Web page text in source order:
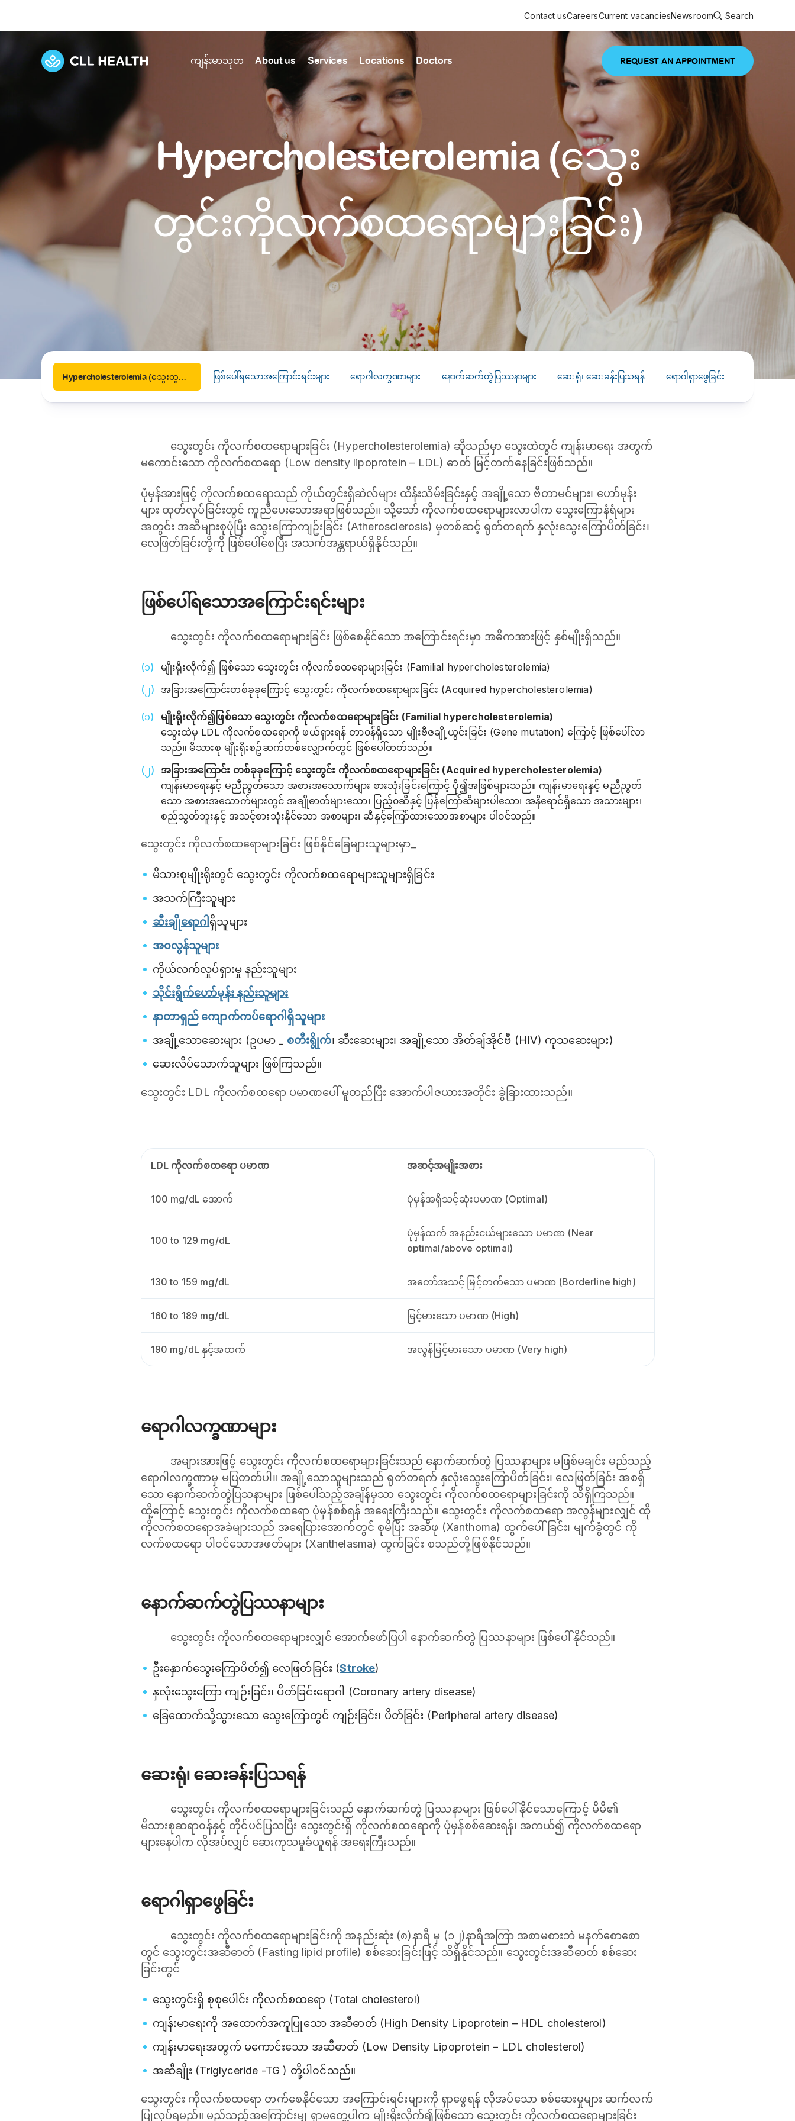
ကျန်းမာသုတ
View all health articles
Emergencies
Diseases and Conditions
Symptoms
Tests and Procedures
Drugs and Supplements
Find Health articles by first letter
C D E F
L
M N O P Q R S T U
V
W
X Y Z #
Or search by keyword
ALL ARTICLES
SEARCH
Featured article
DISEASES AND CONDITIONS
22 APR 2026
Melioidosis (မယ်လီယွိုက်ဒိုး
လီယွိုက်ဒိုးဆစ် ပြင်းထန်
About us
About us
Discover our commitment to transforming healthcare
Our history
Careers
News & Announcements
PRESS RELEASE
16 JAN 2026
CLL HEALTH
Strengthens
Myanmar Through
Phyu Laboratory and
Yangon, Myanmar, 8
January 2026 — CLL
announce the...
PRESS RELEASE
29 AUG 2024
CLL HEALTH unveils
Shin Saw Pu Clinic in
Yangon, advancing
primary care
services
HEALTH is delighted to
announce the...
Services
Explore Services
Comprehensive care for your health and well-being
Primary care Developmental screening
Immunisation Diagnostics
Digestive care Fertility care
Our featured services
Trusted care for every stage of life
Primary care
Comprehensive and continuing health care from prenatal
to elderly stages, coordinating with specialists as
Locations
Our Facilities
Comprehensive care for your health and well-being
Our polyclinics
Quality primary and specialty care near you
Our clinics
Diagnostics and treatment in one place
Dedicated to providing comprehensive interdisciplinary
healthcare services
Shin Saw Pu Clinic
A Top-Tier Primary Care Facility Inaugurated in Yangon for
Local and Expatriate Families
Doctors REQUEST AN APPOINTMENT
Contact usCareersCurrent vacanciesNewsroom Search
Hypercholesterolemia (သွေး
တွင်းကိုလက်စထရောများခြင်း)
Hypercholesterolemia (သွေးတွင်းကိုလက်စထရောများခြင်း) ဖြစ်ပေါ်ရသောအကြောင်းရင်းများ ရောဂါလက္ခဏာများ နောက်ဆက်တွဲပြဿနာများ ဆေးရုံ၊ ဆေးခန်းပြသရန် ရောဂါရှာဖွေခြင်း
သွေးတွင်း ကိုလက်စထရောများခြင်း (Hypercholesterolemia) ဆိုသည်မှာ သွေးထဲတွင် ကျန်းမာ‌ရေး အတွက်
မကောင်းသော ကိုလက်စထရော (Low density lipoprotein – LDL) ဓာတ် မြင့်တက်နေခြင်းဖြစ်သည်။
ပုံမှန်အားဖြင့် ကိုလက်စထရောသည် ကိုယ်တွင်းရှိဆဲလ်များ ထိန်းသိမ်းခြင်းနှင့် အချို့သော ဗီတာမင်များ၊ ဟော်မုန်း
များ ထုတ်လုပ်ခြင်းတွင် ကူညီပေးသောအရာဖြစ်သည်။ သို့သော် ကိုလက်စထရောများလာပါက သွေးကြောနံရံများ
အတွင်း အဆီများစုပုံပြီး သွေးကြောကျဥ်းခြင်း (Atherosclerosis) မှတစ်ဆင့် ရုတ်တရက် နှလုံးသွေးကြောပိတ်ခြင်း၊
လေဖြတ်ခြင်းတို့ကို ဖြစ်ပေါ်စေပြီး အသက်အန္တရာယ်ရှိနိုင်သည်။
ဖြစ်ပေါ်ရသောအကြောင်းရင်းများ
သွေးတွင်း ကိုလက်စထရောများခြင်း ဖြစ်စေနိုင်သော အကြောင်းရင်းမှာ အဓိကအားဖြင့် နှစ်မျိုးရှိသည်။
မျိုးရိုးလိုက်၍ ဖြစ်သော သွေးတွင်း ကိုလက်စထရောများခြင်း (Familial hypercholesterolemia)
အခြားအကြောင်းတစ်ခုခုကြောင့် သွေးတွင်း ကိုလက်စထရောများခြင်း (Acquired hypercholesterolemia)
မျိုးရိုးလိုက်၍ဖြစ်သော သွေးတွင်း ကိုလက်စထရောများခြင်း (Familial hypercholesterolemia)
သွေးထဲမှ LDL ကိုလက်စထရောကို ဖယ်ရှားရန် တာ၀န်ရှိသော မျိုးဗီဇချို့ယွင်းခြင်း (Gene mutation) ကြောင့် ဖြစ်ပေါ်လာ
သည်။ မိသားစု မျိုးရိုးစဥ်ဆက်တစ်လျှောက်တွင် ဖြစ်ပေါ်တတ်သည်။
အခြားအကြောင်း တစ်ခုခုကြောင့် သွေးတွင်း ကိုလက်စထရောများခြင်း (Acquired hypercholesterolemia)
ကျန်းမာရေးနှင့် မညီညွတ်သော အစားအသောက်များ စားသုံးခြင်းကြောင့် ပို၍အဖြစ်များသည်။ ကျန်းမာရေးနှင့် မညီညွတ်
သော အစားအသောက်များတွင် အချိုဓာတ်များသော၊ ပြည့်၀ဆီနှင့် ပြန်ကြော်ဆီများပါသော၊ အနီ‌ရောင်ရှိသော အသားများ၊
စည်သွတ်ဘူးနှင့် အသင့်စားသုံးနိုင်သော အစာများ၊ ဆီနှင့်ကြော်ထားသောအစာများ ပါ၀င်သည်။
သွေးတွင်း ကိုလက်စထရောများခြင်း ဖြစ်နိုင်ခြေများသူများမှာ_
မိသားစုမျိုးရိုးတွင် သွေးတွင်း ကိုလက်စထရောများသူများရှိခြင်း
အသက်ကြီးသူများ
ဆီးချိုရောဂါ ရှိသူများ
အ၀လွန်သူများ
ကိုယ်လက်လှုပ်ရှားမှု နည်းသူများ
သိုင်းရွိက်ဟော်မုန်း နည်းသူများ
နာတာရှည် ကျောက်ကပ်ရောဂါရှိသူများ
အချို့သောဆေးများ (ဥပမာ _ စတီးရွိုက်၊ ဆီးဆေးများ၊ အချို့သော အိတ်ချ်အိုင်ဗီ (HIV) ကုသဆေးများ)
ဆေးလိပ်သောက်သူများ ဖြစ်ကြသည်။
သွေးတွင်း LDL ကိုလက်စထရော ပမာဏပေါ် မူတည်ပြီး အောက်ပါဇယားအတိုင်း ခွဲခြားထားသည်။
LDL ကိုလက်စထရော ပမာဏ အဆင့်အမျိုးအစား
100 mg/dL အောက် ပုံမှန်အရှိသင့်ဆုံးပမာဏ (Optimal)
100 to 129 mg/dL
ပုံမှန်ထက် အနည်းငယ်များသော ပမာဏ (Near
optimal/above optimal)
130 to 159 mg/dL အတော်အသင့် မြင့်တက်သော ပမာဏ (Borderline high)
160 to 189 mg/dL မြင့်မားသော ပမာဏ (High)
190 mg/dL နှင့်အထက် အလွန်မြင့်မားသော ပမာဏ (Very high)
ရောဂါလက္ခဏာများ
အများအားဖြင့် သွေးတွင်း ကိုလက်စထရောများခြင်းသည် နောက်ဆက်တွဲ ပြဿနာများ မဖြစ်မချင်း မည်သည့်
ရောဂါလက္ခဏာမှ မပြတတ်ပါ။ အချို့သောသူများသည် ရုတ်တရက် နှလုံးသွေးကြောပိတ်ခြင်း၊ လေဖြတ်ခြင်း အစရှိ
သော နောက်ဆက်တွဲပြသနာများ ဖြစ်ပေါ်သည့်အချိန်မှသာ သွေးတွင်း ကိုလက်စထရောများခြင်းကို သိရှိကြသည်။
ထို့ကြောင့် သွေးတွင်း ကိုလက်စထရော ပုံမှန်စစ်ရန် အရေးကြီးသည်။ သွေးတွင်း ကိုလက်စထရော အလွန်များလျှင် ထို
ကိုလက်စထရောအခဲများသည် အရေပြားအောက်တွင် စုမိပြီး အဆီဖု (Xanthoma) ထွက်ပေါ်ခြင်း၊ မျက်ခွံတွင် ကို
လက်စထရော ပါ၀င်သောအဖတ်များ (Xanthelasma) ထွက်ခြင်း စသည်တို့ဖြစ်နိုင်သည်။
နောက်ဆက်တွဲပြဿနာများ
သွေးတွင်း ကိုလက်စထရောများလျှင် အောက်ဖော်ပြပါ နောက်ဆက်တွဲ ပြဿနာများ ဖြစ်ပေါ်နိုင်သည်။
ဦးနှောက်သွေးကြောပိတ်၍ လေဖြတ်ခြင်း (Stroke)
နှလုံးသွေးကြော ကျဉ်းခြင်း၊ ပိတ်ခြင်းရောဂါ (Coronary artery disease)
ခြေထောက်သို့သွားသော သွေးကြောတွင် ကျဉ်းခြင်း၊ ပိတ်ခြင်း (Peripheral artery disease)
ဆေးရုံ၊ ဆေးခန်းပြသရန်
သွေးတွင်း ကိုလက်စထရောများခြင်းသည် နောက်ဆက်တွဲ ပြဿနာများ ဖြစ်ပေါ်နိုင်သောကြောင့် မိမိ၏
မိသားစုဆရာ၀န်နှင့် တိုင်ပင်ပြသပြီး သွေးတွင်းရှိ ကိုလက်စထရောကို ပုံမှန်စစ်ဆေးရန်၊ အကယ်၍ ကိုလက်စထရော
များနေပါက လိုအပ်လျှင် ဆေးကုသမှုခံယူရန် အရေးကြီးသည်။
ရောဂါရှာဖွေခြင်း
သွေးတွင်း ကိုလက်စထရောများခြင်းကို အနည်းဆုံး (၈)နာရီ မှ (၁၂)နာရီအကြာ အစာမစားဘဲ မနက်စောစော
တွင် သွေးတွင်းအဆီဓာတ် (Fasting lipid profile) စစ်ဆေးခြင်းဖြင့် သိရှိနိုင်သည်။ သွေးတွင်းအဆီဓာတ် စစ်ဆေး
ခြင်းတွင်
သွေးတွင်းရှိ စုစုပေါင်း ကိုလက်စထရော (Total cholesterol)
ကျန်းမာရေးကို အထောက်အကူပြုသော အဆီဓာတ် (High Density Lipoprotein – HDL cholesterol)
ကျန်းမာရေးအတွက် မကောင်းသော အဆီဓာတ် (Low Density Lipoprotein – LDL cholesterol)
အဆီချိုး (Triglyceride -TG ) တို့ပါ၀င်သည်။
သွေးတွင်း ကိုလက်စထရော တက်စေနိုင်သော အကြောင်းရင်းများကို ရှာဖွေရန် လိုအပ်သော စစ်ဆေးမှုများ ဆက်လက်
ပြုလုပ်ရမည်။ မည်သည့်အကြောင်းမျှ ရှာမတွေ့ပါက မျိုးရိုးလိုက်၍ဖြစ်သော သွေးတွင်း ကိုလက်စထရောများခြင်း